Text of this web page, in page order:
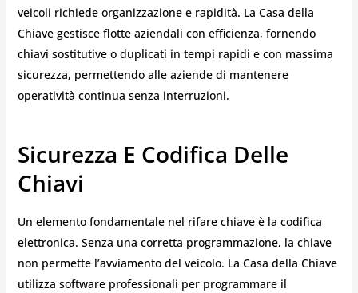
veicoli richiede organizzazione e rapidità. La Casa della
Chiave gestisce flotte aziendali con efficienza, fornendo
chiavi sostitutive o duplicati in tempi rapidi e con massima
sicurezza, permettendo alle aziende di mantenere
operatività continua senza interruzioni.
Sicurezza E Codifica Delle
Chiavi
Un elemento fondamentale nel rifare chiave è la codifica
elettronica. Senza una corretta programmazione, la chiave
non permette l’avviamento del veicolo. La Casa della Chiave
utilizza software professionali per programmare il